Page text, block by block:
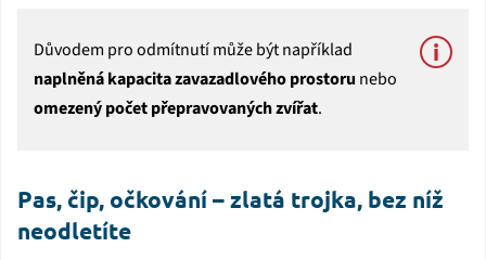
Důvodem pro odmítnutí může být například
naplněná kapacita zavazadlového prostoru nebo
omezený počet přepravovaných zvířat.
Pas, čip, očkování – zlatá trojka, bez níž
neodletíte